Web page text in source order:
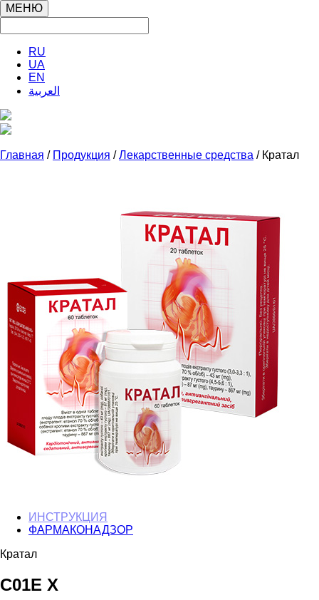
МЕНЮ
RU
UA
EN
العربية
Главная / Продукция /Лекарственные средства / Кратал
ИНСТРУКЦИЯ
ФАРМАКОНАДЗОР
Кратал
C01E X